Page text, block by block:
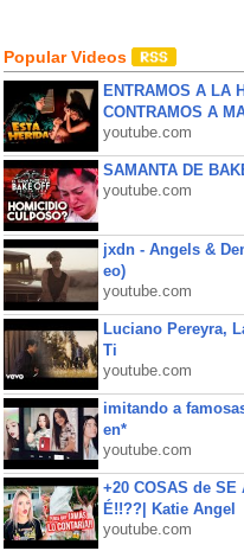
Popular Videos
ENTRAMOS A LA
CONTRAMOS A
youtube.com
SAMANTA DE
youtube.com
jxdn - Angels &
eo)
youtube.com
Luciano Pereyra,
Ti
youtube.com
imitando a
en*
youtube.com
+20 COSAS de SE
É!!??| Katie Angel
youtube.com